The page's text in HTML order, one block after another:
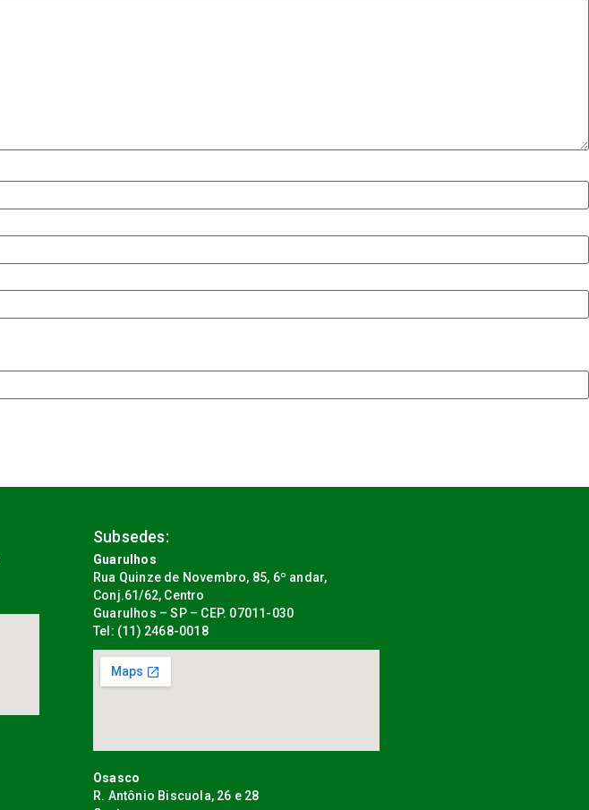
Subsedes:
Guarulhos
Rua Quinze de Novembro, 85, 6º andar,
Conj.61/62, Centro
Guarulhos – SP – CEP. 07011-030
Tel: (11) 2468-0018
Osasco
R. Antônio Biscuola, 26 e 28